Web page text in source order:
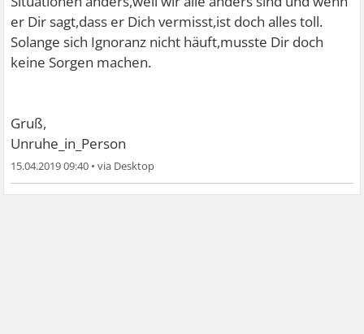
er Dir sagt,dass er Dich vermisst,ist doch alles toll.
Solange sich Ignoranz nicht häuft,musste Dir doch
keine Sorgen machen.
Gruß,
Unruhe_in_Person
15.04.2019 09:40 •